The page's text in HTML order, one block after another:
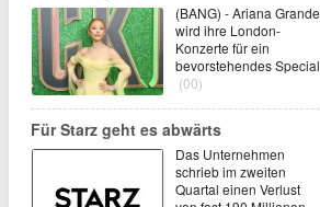
(BANG) - Ariana Grande
wird ihre London-
Konzerte für ein
bevorstehendes Special
(00)
Für Starz geht es abwärts
Das Unternehmen
schrieb im zweiten
Quartal einen Verlust